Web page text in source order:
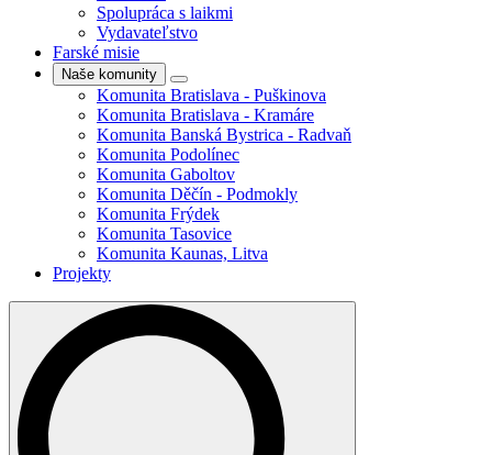
Spolupráca s laikmi
Vydavateľstvo
Farské misie
Naše komunity
Komunita Bratislava - Puškinova
Komunita Bratislava - Kramáre
Komunita Banská Bystrica - Radvaň
Komunita Podolínec
Komunita Gaboltov
Komunita Děčín - Podmokly
Komunita Frýdek
Komunita Tasovice
Komunita Kaunas, Litva
Projekty